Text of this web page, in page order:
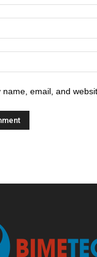
name, email, and